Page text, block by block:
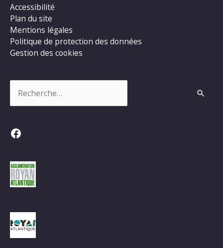
Accessibilité
Plan du site
Mentions légales
Politique de protection des données
Gestion des cookies
Facebook